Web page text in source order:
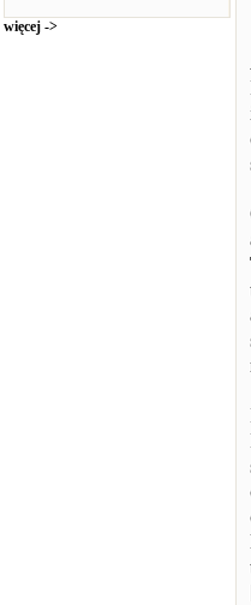
więcej ->